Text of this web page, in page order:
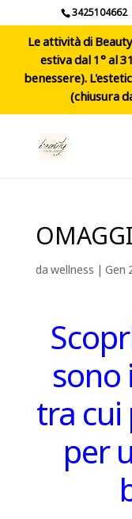
3425104662
Le attività di
estiva dal 1° al
benessere).
(chiusura
dawellness | Gen
tra cui
per